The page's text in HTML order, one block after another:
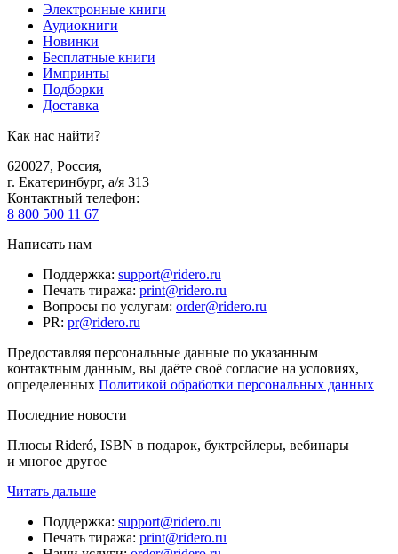
Электронные книги
Аудиокниги
Новинки
Бесплатные книги
Импринты
Подборки
Доставка
Как нас найти?
620027, Россия,
г. Екатеринбург, а/я 313
Контактный телефон:
8 800 500 11 67
Написать нам
Поддержка: support@ridero.ru
Печать тиража: print@ridero.ru
Вопросы по услугам: order@ridero.ru
PR: pr@ridero.ru
Предоставляя персональные данные по указанным
контактным данным, вы даёте своё согласие на условиях,
определенных Политикой обработки персональных данных
Последние новости
Плюсы Rideró, ISBN в подарок, буктрейлеры, вебинары
и многое другое
Читать дальше
Поддержка: support@ridero.ru
Печать тиража: print@ridero.ru